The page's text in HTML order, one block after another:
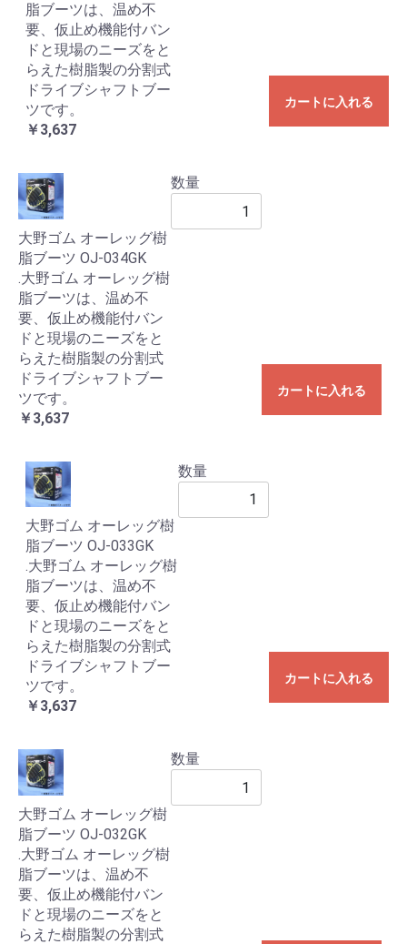
脂ブーツは、温め不
要、仮止め機能付バン
ドと現場のニーズをと
らえた樹脂製の分割式
ドライブシャフトブー
ツです。
￥3,637
カートに入れる
大野ゴム オーレッグ樹
脂ブーツ OJ-034GK
.大野ゴム オーレッグ樹
脂ブーツは、温め不
要、仮止め機能付バン
ドと現場のニーズをと
らえた樹脂製の分割式
ドライブシャフトブー
ツです。
￥3,637
数量
カートに入れる
大野ゴム オーレッグ樹
脂ブーツ OJ-033GK
.大野ゴム オーレッグ樹
脂ブーツは、温め不
要、仮止め機能付バン
ドと現場のニーズをと
らえた樹脂製の分割式
ドライブシャフトブー
ツです。
￥3,637
数量
カートに入れる
大野ゴム オーレッグ樹
脂ブーツ OJ-032GK
.大野ゴム オーレッグ樹
脂ブーツは、温め不
要、仮止め機能付バン
ドと現場のニーズをと
らえた樹脂製の分割式
数量